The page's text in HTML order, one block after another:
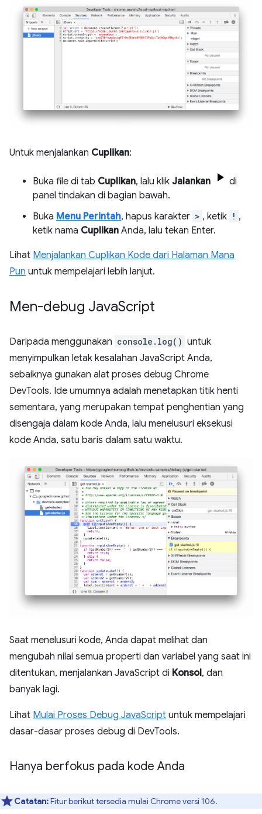
Untuk menjalankan Cuplikan:
Buka file di tab Cuplikan, lalu klik Jalankan
di
panel tindakan di bagian bawah.
Buka Menu Perintah, hapus karakter > , ketik ! ,
ketik nama Cuplikan Anda, lalu tekan Enter.
Lihat Menjalankan Cuplikan Kode dari Halaman Mana
Pun untuk mempelajari lebih lanjut.
Men-debug JavaScript
Daripada menggunakan console.log() untuk
menyimpulkan letak kesalahan JavaScript Anda,
sebaiknya gunakan alat proses debug Chrome
DevTools. Ide umumnya adalah menetapkan titik henti
sementara, yang merupakan tempat penghentian yang
disengaja dalam kode Anda, lalu menelusuri eksekusi
kode Anda, satu baris dalam satu waktu.
Saat menelusuri kode, Anda dapat melihat dan
mengubah nilai semua properti dan variabel yang saat ini
ditentukan, menjalankan JavaScript di Konsol, dan
banyak lagi.
Lihat Mulai Proses Debug JavaScript untuk mempelajari
dasar-dasar proses debug di DevTools.
Hanya berfokus pada kode Anda
Catatan:Fitur berikut tersedia mulai Chrome versi 106.